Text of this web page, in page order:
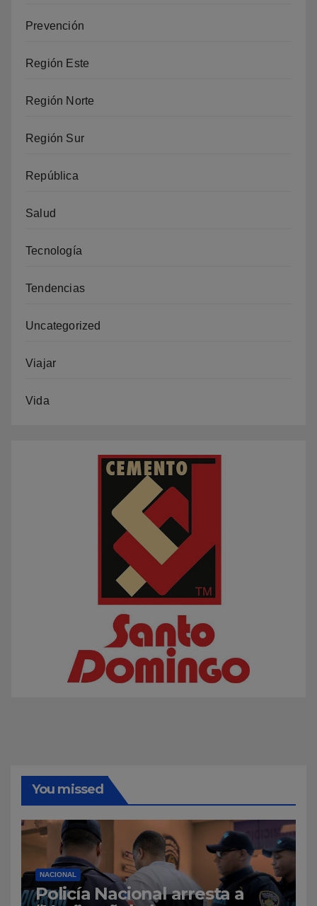
Prevención
Región Este
Región Norte
Región Sur
República
Salud
Tecnología
Tendencias
Uncategorized
Viajar
Vida
You missed
NACIONAL
Policía Nacional arresta a